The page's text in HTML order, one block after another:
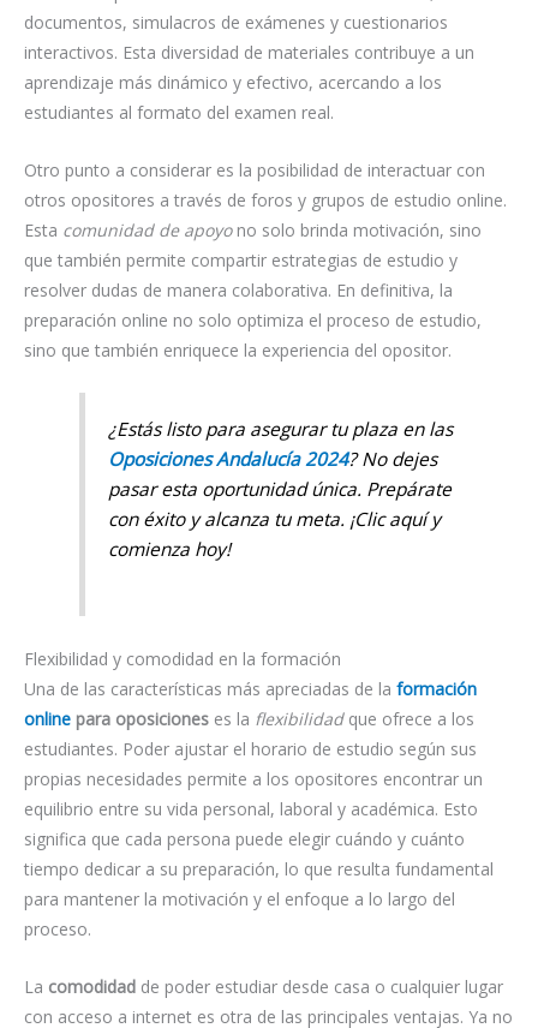
documentos, simulacros de exámenes y cuestionarios
interactivos. Esta diversidad de materiales contribuye a un
aprendizaje más dinámico y efectivo, acercando a los
estudiantes al formato del examen real.
Otro punto a considerar es la posibilidad de interactuar con
otros opositores a través de foros y grupos de estudio online.
Esta comunidad de apoyono solo brinda motivación, sino
que también permite compartir estrategias de estudio y
resolver dudas de manera colaborativa. En definitiva, la
preparación online no solo optimiza el proceso de estudio,
sino que también enriquece la experiencia del opositor.
¿Estás listo para asegurar tu plaza en las
Oposiciones Andalucía 2024? No dejes
pasar esta oportunidad única. Prepárate
con éxito y alcanza tu meta. ¡Clic aquí y
comienza hoy!
Flexibilidad y comodidad en la formación
Una de las características más apreciadas de la formación
online para oposiciones es la flexibilidadque ofrece a los
estudiantes. Poder ajustar el horario de estudio según sus
propias necesidades permite a los opositores encontrar un
equilibrio entre su vida personal, laboral y académica. Esto
significa que cada persona puede elegir cuándo y cuánto
tiempo dedicar a su preparación, lo que resulta fundamental
para mantener la motivación y el enfoque a lo largo del
proceso.
La comodidad de poder estudiar desde casa o cualquier lugar
con acceso a internet es otra de las principales ventajas. Ya no